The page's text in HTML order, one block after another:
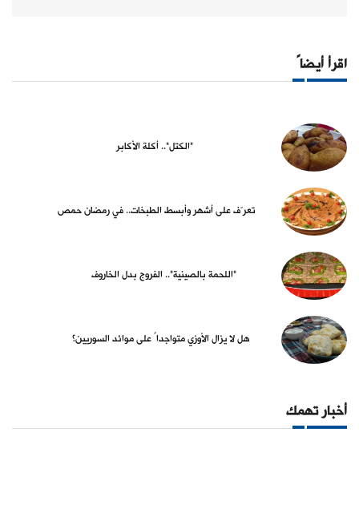
اقرأ أيضاً
"الكتل".. أكلة الأكابر
تعرّف على أشهر وأبسط الطبخات.. في رمضان حمص
"اللحمة بالصينية".. الفروج بدل الخاروف
هل لا يزال الأوزي متواجداً على موائد السوريين؟
أخبار تهمك